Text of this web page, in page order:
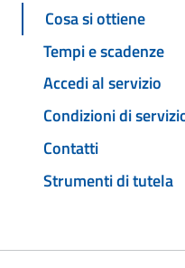
Cosa si ottiene
Tempi e scadenze
Accedi al servizio
Condizioni di
Contatti
Strumenti di tutela